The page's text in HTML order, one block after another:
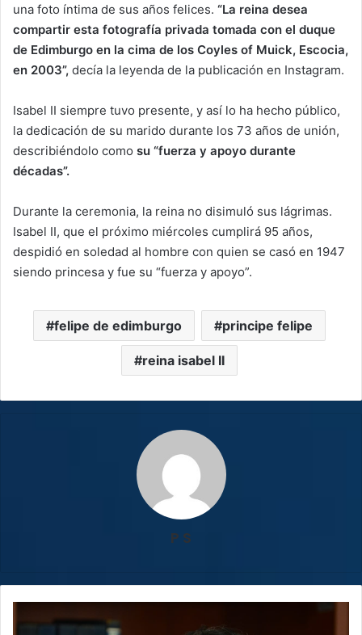
una foto íntima de sus años felices. “La reina desea
compartir esta fotografía privada tomada con el duque
de Edimburgo en la cima de los Coyles of Muick, Escocia,
en 2003”, decía la leyenda de la publicación en Instagram.
Isabel II siempre tuvo presente, y así lo ha hecho público,
la dedicación de su marido durante los 73 años de unión,
describiéndolo como su “fuerza y apoyo durante
décadas”.
Durante la ceremonia, la reina no disimuló sus lágrimas.
Isabel II, que el próximo miércoles cumplirá 95 años,
despidió en soledad al hombre con quien se casó en 1947
siendo princesa y fue su “fuerza y apoyo”.
felipe de edimburgo principe felipe
reina isabel II
P S